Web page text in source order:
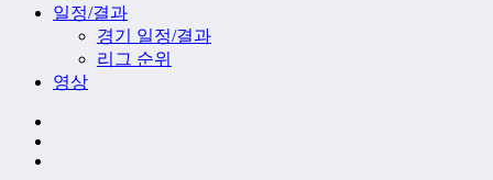
일정/결과
경기 일정/결과
리그 순위
영상